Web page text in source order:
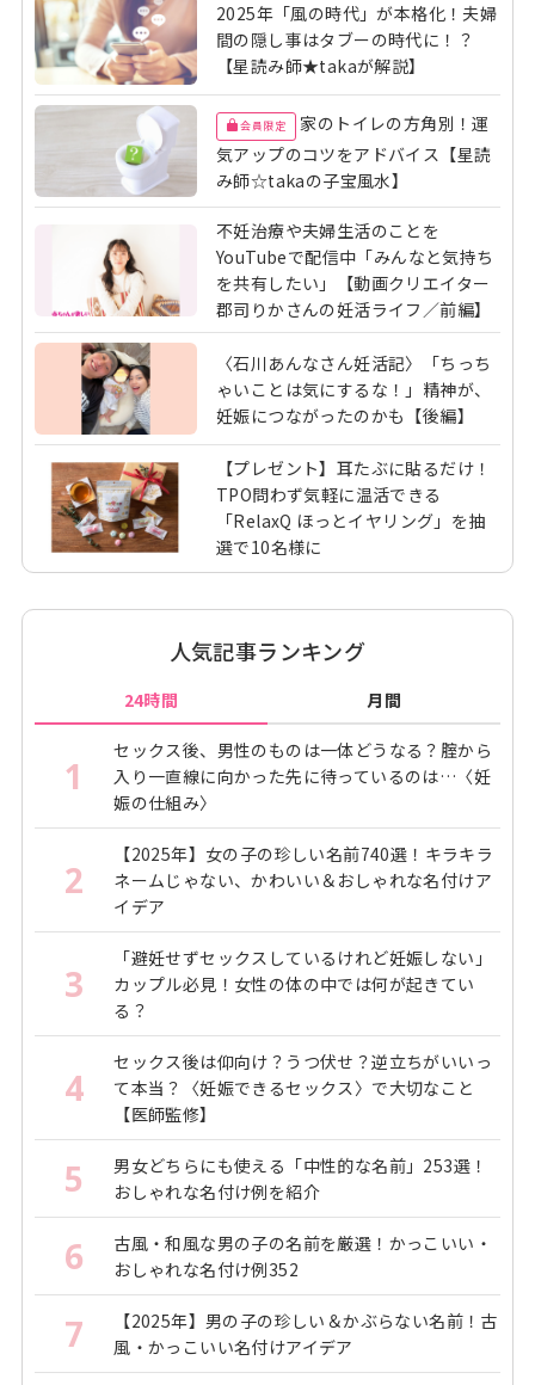
2025年「風の時代」が本格化！夫婦
間の隠し事はタブーの時代に！？
【星読み師★takaが解説】
会員限定
家のトイレの方角別！運
気アップのコツをアドバイス【星読
み師☆takaの子宝風水】
不妊治療や夫婦生活のことを
YouTubeで配信中「みんなと気持ち
を共有したい」【動画クリエイター
郡司りかさんの妊活ライフ／前編】
〈石川あんなさん妊活記〉「ちっち
ゃいことは気にするな！」精神が、
妊娠につながったのかも【後編】
【プレゼント】耳たぶに貼るだけ！
TPO問わず気軽に温活できる
「RelaxQ ほっとイヤリング」を抽
選で10名様に
人気記事ランキング
24時間 月間
1
セックス後、男性のものは一体どうなる？腟から
入り一直線に向かった先に待っているのは…〈妊
娠の仕組み〉
2
【2025年】女の子の珍しい名前740選！キラキラ
ネームじゃない、かわいい＆おしゃれな名付けア
イデア
3
「避妊せずセックスしているけれど妊娠しない」
カップル必見！女性の体の中では何が起きてい
る？
4
セックス後は仰向け？うつ伏せ？逆立ちがいいっ
て本当？〈妊娠できるセックス〉で大切なこと
【医師監修】
5
男女どちらにも使える「中性的な名前」253選！
おしゃれな名付け例を紹介
6
古風・和風な男の子の名前を厳選！かっこいい・
おしゃれな名付け例352
7
【2025年】男の子の珍しい＆かぶらない名前！古
風・かっこいい名付けアイデア